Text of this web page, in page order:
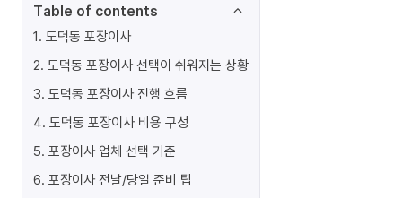
Table of contents
1. 도덕동 포장이사
2. 도덕동 포장이사 선택이 쉬워지는 상황
3. 도덕동 포장이사 진행 흐름
4. 도덕동 포장이사 비용 구성
5. 포장이사 업체 선택 기준
6. 포장이사 전날/당일 준비 팁